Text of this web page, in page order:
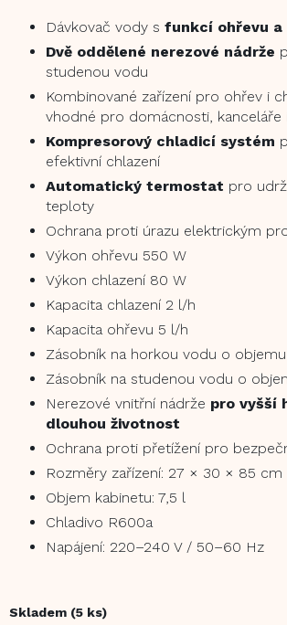
Skladem (5 ks)
Dávkovač vody s funkcí ohřevu a
Dvě oddělené nerezové nádrže
studenou vodu
Kombinované zařízení pro ohřev i
vhodné pro domácnosti, kanceláře
Kompresorový chladicí systém
efektivní chlazení
Automatický termostat pro
teploty
Ochrana proti úrazu elektrickým
Výkon ohřevu 550 W
Výkon chlazení 80 W
Kapacita chlazení 2 l/h
Kapacita ohřevu 5 l/h
Zásobník na horkou vodu o
Zásobník na studenou vodu o
Nerezové vnitřní nádrže pro vyšší
dlouhou životnost
Ochrana proti přetížení pro
Rozměry zařízení: 27 × 30 × 85 cm
Objem kabinetu: 7,5 l
Chladivo R600a
Napájení: 220–240 V / 50–60 Hz